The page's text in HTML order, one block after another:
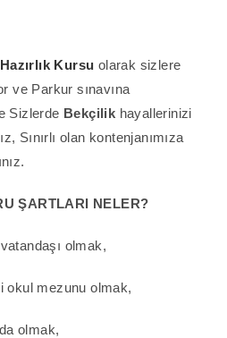
Kursu olarak sizlere
ve Parkur sınavına
Sizlerde Bekçilik hayallerinizi
Sınırlı olan kontenjanımıza
ŞARTLARI NELER?
olmak,
okul mezunu olmak,
olmak,